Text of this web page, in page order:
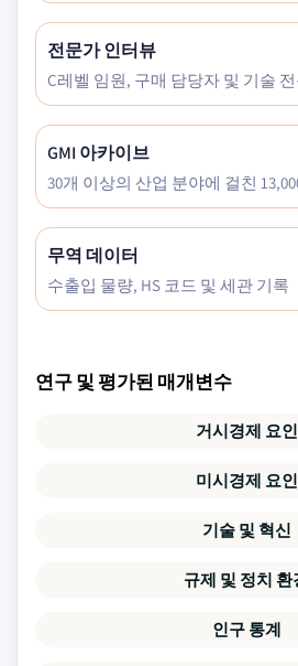
전문가 인터뷰
C레벨 임원, 구매 담당자 및 기술
GMI 아카이브
30개 이상의 산업 분야에 걸친
무역 데이터
수출입 물량, HS 코드 및 세관 기록
연구 및 평가된 매개변수
거시경제 요인
미시경제 요인
기술 및 혁신
규제 및 정치 환
인구 통계